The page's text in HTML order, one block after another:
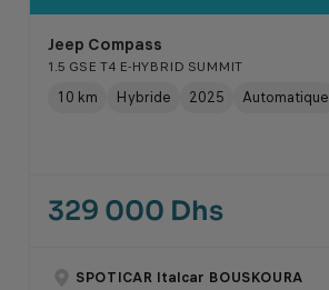
Jeep Compass
1.5 GSE T4 E-HYBRID SUMMIT
10 km Hybride 2025 Automatique
329 000 Dhs
SPOTICAR Italcar BOUSKOURA